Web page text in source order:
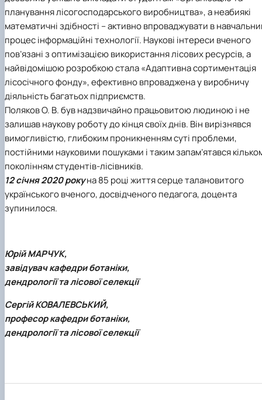
планування лісогосподарського виробництва», а неабиякі
математичні здібності – активно впроваджувати в
процес інформаційні технології. Наукові інтереси вченого
пов’язані з оптимізацією використання лісових ресурсів, а
найвідомішою розробкою стала «Адаптивна сортиментація
лісосічного фонду», ефективно впроваджена у виробничу
діяльність багатьох підприємств.
Поляков О. В. був надзвичайно працьовитою людиною і не
залишав наукову роботу до кінця своїх днів. Він вирізнявся
вимогливістю, глибоким проникненням суті проблеми,
постійними науковими пошуками і таким запам’ятався
поколінням студентів-лісівників.
12 січня 2020 рокуна 85 році життя серце талановитого
українського вченого, досвідченого педагога, доцента
зупинилося.
Юрій МАРЧУК,
завідувач кафедри ботаніки,
дендрології та лісової селекції
Сергій КОВАЛЕВСЬКИЙ,
професор кафедри ботаніки,
дендрології та лісової селекції